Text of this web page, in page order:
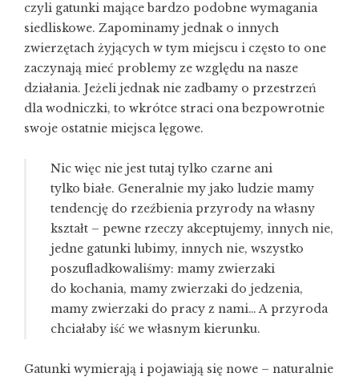
czyli gatunki mające bardzo podobne wymagania
siedliskowe. Zapominamy jednak o innych
zwierzętach żyjących w tym miejscu i często to one
zaczynają mieć problemy ze względu na nasze
działania. Jeżeli jednak nie zadbamy o przestrzeń
dla wodniczki, to wkrótce straci ona bezpowrotnie
swoje ostatnie miejsca lęgowe.
Nic więc nie jest tutaj tylko czarne ani
tylko białe. Generalnie my jako ludzie mamy
tendencję do rzeźbienia przyrody na własny
kształt – pewne rzeczy akceptujemy, innych nie,
jedne gatunki lubimy, innych nie, wszystko
poszufladkowaliśmy: mamy zwierzaki
do kochania, mamy zwierzaki do jedzenia,
mamy zwierzaki do pracy z nami… A przyroda
chciałaby iść we własnym kierunku.
Gatunki wymierają i pojawiają się nowe – naturalnie